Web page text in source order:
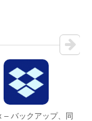
– バックアップ、同